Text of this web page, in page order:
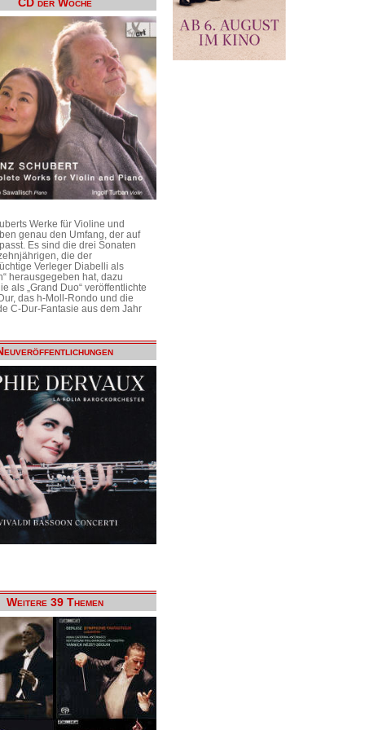
CD der Woche
Werke für Violine und
genau den Umfang, der auf
Es sind die drei Sonaten
die der
Verleger Diabelli als
herausgegeben hat, dazu
als „Grand Duo“ veröffentlichte
das h-Moll-Rondo und die
C-Dur-Fantasie aus dem Jahr
Weitere 39 Themen